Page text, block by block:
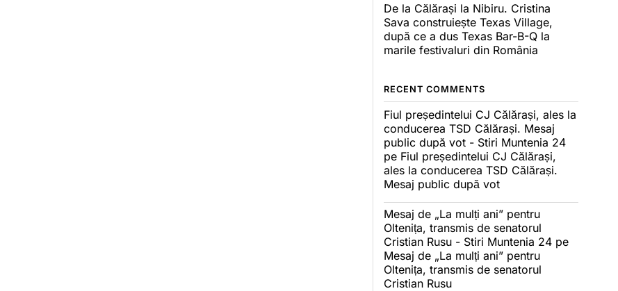
De la Călărași la Nibiru. Cristina
Sava construiește Texas Village,
după ce a dus Texas Bar-B-Q la
marile festivaluri din România
RECENT COMMENTS
Fiul președintelui CJ Călărași, ales la
conducerea TSD Călărași. Mesaj
public după vot - Stiri Muntenia 24
pe Fiul președintelui CJ Călărași,
ales la conducerea TSD Călărași.
Mesaj public după vot
Mesaj de „La mulți ani” pentru
Oltenița, transmis de senatorul
Cristian Rusu - Stiri Muntenia 24 pe
Mesaj de „La mulți ani” pentru
Oltenița, transmis de senatorul
Cristian Rusu